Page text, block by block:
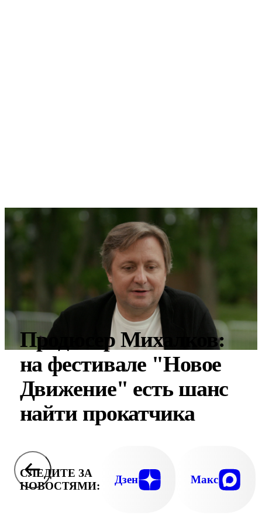
Продюсер Михалков:
на фестивале "Новое
Движение" есть шанс
найти прокатчика
СЛЕДИТЕ ЗА
НОВОСТЯМИ:
Дзен Макс